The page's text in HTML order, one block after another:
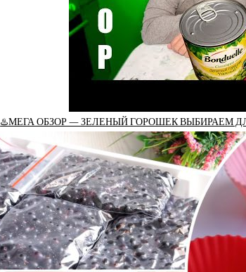
♨️МЕГА ОБЗОР — ЗЕЛЕНЫЙ ГОРОШЕК ВЫБИРАЕМ